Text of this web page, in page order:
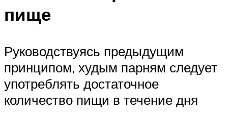
пище
Руководствуясь предыдущим
принципом, худым парням следует
употреблять достаточное
количество пищи в течение дня